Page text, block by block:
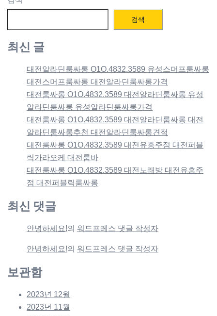
검색
최신 글
대전알라딘룸싸롱 O1O.4832.3589 유성스머프룸싸롱
대전스머프룸싸롱 대전알라딘룸싸롱가격
대전룸싸롱 O1O.4832.3589 대전알라딘룸싸롱 유성
알라딘룸싸롱 유성알라딘룸싸롱가격
대전룸싸롱 O1O.4832.3589 대전알라딘룸싸롱 대전
알라딘룸싸롱추천 대전알라딘룸싸롱견적
대전룸싸롱 O1O.4832.3589 대전유흥주점 대전퍼블
릭가라오케 대전룸바
대전룸싸롱 O1O.4832.3589 대전노래방 대전유흥주
점 대전퍼블릭룸싸롱
최신 댓글
안녕하세요!의 워드프레스 댓글 작성자
안녕하세요!의 워드프레스 댓글 작성자
보관함
2023년 12월
2023년 11월